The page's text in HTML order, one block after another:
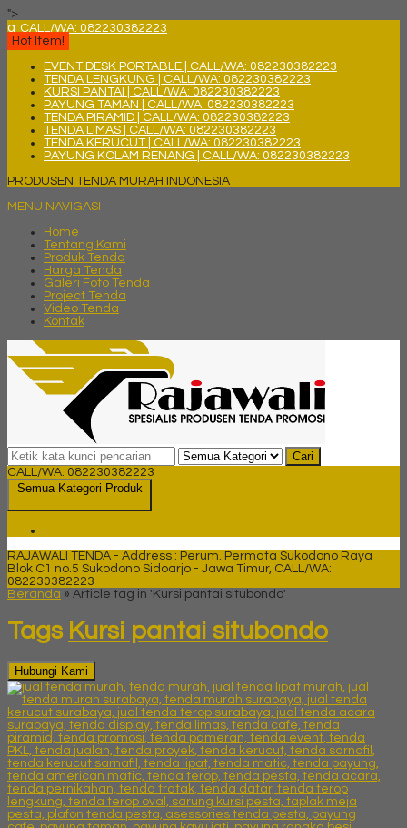
">
q CALL/WA: 082230382223
Hot Item!
EVENT DESK PORTABLE | CALL/WA: 082230382223
TENDA LENGKUNG | CALL/WA: 082230382223
KURSI PANTAI | CALL/WA: 082230382223
PAYUNG TAMAN | CALL/WA: 082230382223
TENDA PIRAMID | CALL/WA: 082230382223
TENDA LIMAS | CALL/WA: 082230382223
TENDA KERUCUT | CALL/WA: 082230382223
PAYUNG KOLAM RENANG | CALL/WA: 082230382223
PRODUSEN TENDA MURAH INDONESIA
MENU NAVIGASI
Home
Tentang Kami
Produk Tenda
Harga Tenda
Galeri Foto Tenda
Project Tenda
Video Tenda
Kontak
Cari
CALL/WA: 082230382223
Semua Kategori Produk
RAJAWALI TENDA - Address : Perum. Permata Sukodono Raya
Blok C1 no.5 Sukodono Sidoarjo - Jawa Timur, CALL/WA:
082230382223
Beranda » Article tag in 'Kursi pantai situbondo'
Tags Kursi pantai situbondo
Hubungi Kami